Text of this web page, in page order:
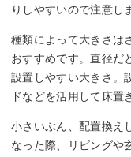
りしやすいので注意し
種類によって大きさは
おすすめです。直径だ
設置しやすい大きさ。
ドなどを活用して床置
小さいぶん、配置換え
なった際、リビングや